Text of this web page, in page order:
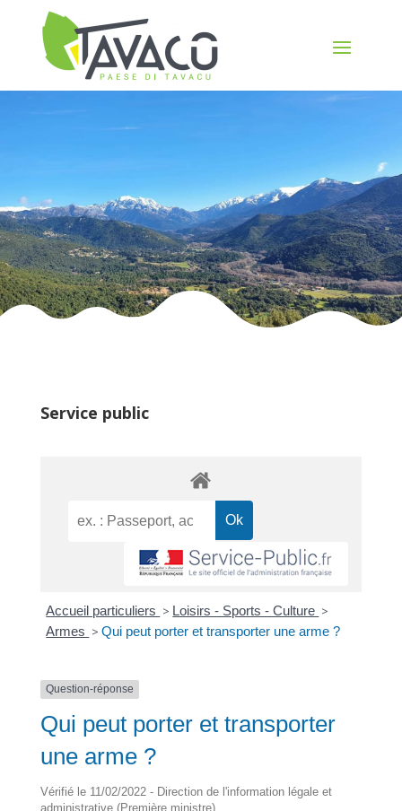
Service public
Accueil particuliers > Loisirs - Sports - Culture >
Armes > Qui peut porter et transporter une arme ?
Question-réponse
Qui peut porter et transporter
une arme ?
Vérifié le 11/02/2022 - Direction de l'information légale et
administrative (Première ministre)